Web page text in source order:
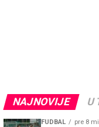
NAJNOVIJE U
FUDBAL pre 8